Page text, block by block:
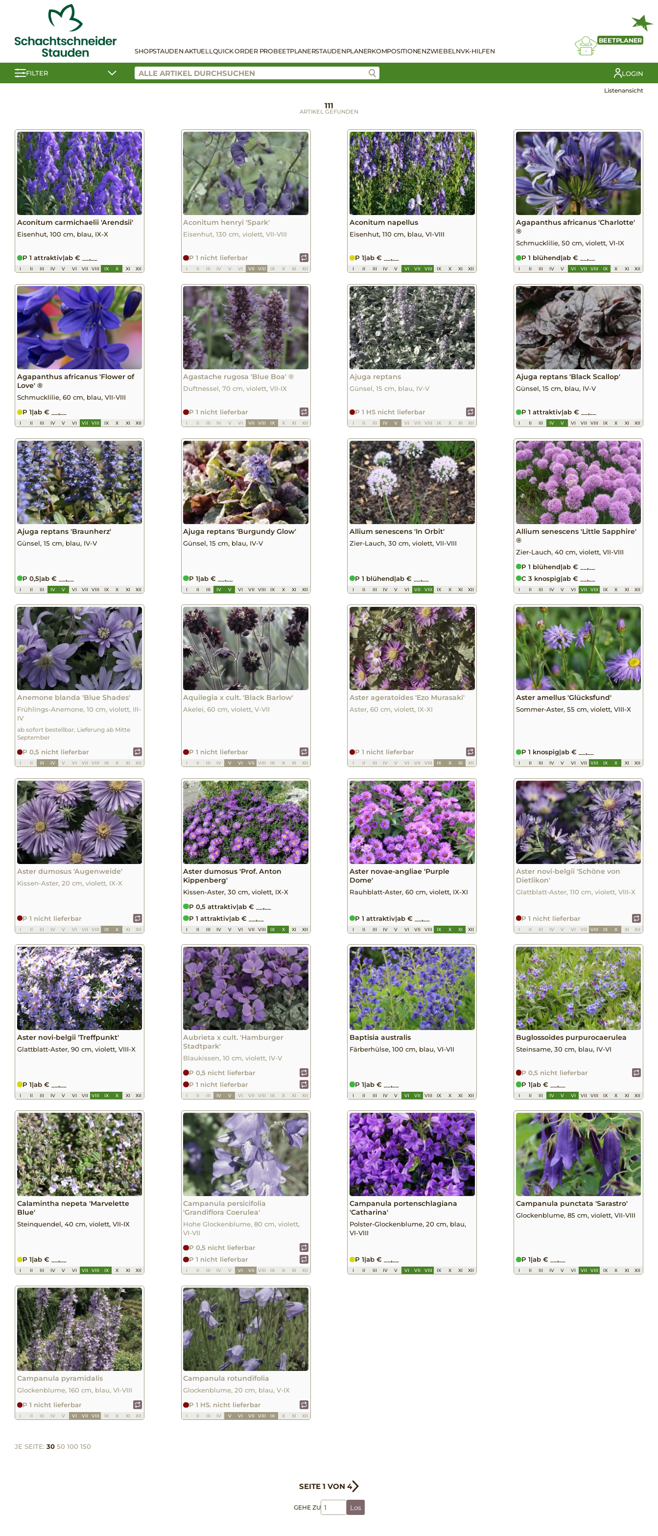
SHOPSTAUDEN AKTUELLQUICK ORDER PROBEETPLANERSTAUDENPLANERKOMPOSITIONENZWIEBELNVK-HILFEN
NEU
BEETPLANER
FILTER LOGIN
Listenansicht
111
ARTIKEL GEFUNDEN
Aconitum carmichaelii 'Arendsii'
Eisenhut, 100 cm, blau, IX-X
P 1 attraktiv|ab € __,__
I II III IV V VI VII VIII IX X XI XII
Aconitum henryi 'Spark'
Eisenhut, 130 cm, violett, VII-VIII
P 1 nicht lieferbar
I II III IV V VI VII VIII IX X XI XII
Aconitum napellus
Eisenhut, 110 cm, blau, VI-VIII
P 1|ab € __,__
I II III IV V VI VII VIII IX X XI XII
Agapanthus africanus 'Charlotte'
®
Schmucklilie, 50 cm, violett, VI-IX
P 1 blühend|ab € __,__
I II III IV V VI VII VIII IX X XI XII
Agapanthus africanus 'Flower of
Love' ®
Schmucklilie, 60 cm, blau, VII-VIII
P 1|ab € __,__
I II III IV V VI VII VIII IX X XI XII
Agastache rugosa 'Blue Boa' ®
Duftnessel, 70 cm, violett, VII-IX
P 1 nicht lieferbar
I II III IV V VI VII VIII IX X XI XII
Ajuga reptans
Günsel, 15 cm, blau, IV-V
P 1 HS nicht lieferbar
I II III IV V VI VII VIII IX X XI XII
Ajuga reptans 'Black Scallop'
Günsel, 15 cm, blau, IV-V
P 1 attraktiv|ab € __,__
I II III IV V VI VII VIII IX X XI XII
Ajuga reptans 'Braunherz'
Günsel, 15 cm, blau, IV-V
P 0,5|ab € __,__
I II III IV V VI VII VIII IX X XI XII
Ajuga reptans 'Burgundy Glow'
Günsel, 15 cm, blau, IV-V
P 1|ab € __,__
I II III IV V VI VII VIII IX X XI XII
Allium senescens 'In Orbit'
Zier-Lauch, 30 cm, violett, VII-VIII
P 1 blühend|ab € __,__
I II III IV V VI VII VIII IX X XI XII
Allium senescens 'Little Sapphire'
®
Zier-Lauch, 40 cm, violett, VII-VIII
P 1 blühend|ab € __,__
C 3 knospig|ab € __,__
I II III IV V VI VII VIII IX X XI XII
Anemone blanda 'Blue Shades'
Frühlings-Anemone, 10 cm, violett, III-
IV
ab sofort bestellbar, Lieferung ab Mitte
September
P 0,5 nicht lieferbar
I II III IV V VI VII VIII IX X XI XII
Aquilegia x cult. 'Black Barlow'
Akelei, 60 cm, violett, V-VII
P 1 nicht lieferbar
I II III IV V VI VII VIII IX X XI XII
Aster ageratoides 'Ezo Murasaki'
Aster, 60 cm, violett, IX-XI
P 1 nicht lieferbar
I II III IV V VI VII VIII IX X XI XII
Aster amellus 'Glücksfund'
Sommer-Aster, 55 cm, violett, VIII-X
P 1 knospig|ab € __,__
I II III IV V VI VII VIII IX X XI XII
Aster dumosus 'Augenweide'
Kissen-Aster, 20 cm, violett, IX-X
P 1 nicht lieferbar
I II III IV V VI VII VIII IX X XI XII
Aster dumosus 'Prof. Anton
Kippenberg'
Kissen-Aster, 30 cm, violett, IX-X
P 0,5 attraktiv|ab € __,__
P 1 attraktiv|ab € __,__
I II III IV V VI VII VIII IX X XI XII
Aster novae-angliae 'Purple
Dome'
Rauhblatt-Aster, 60 cm, violett, IX-XI
P 1 attraktiv|ab € __,__
I II III IV V VI VII VIII IX X XI XII
Aster novi-belgii 'Schöne von
Dietlikon'
Glattblatt-Aster, 110 cm, violett, VIII-X
P 1 nicht lieferbar
I II III IV V VI VII VIII IX X XI XII
Aster novi-belgii 'Treffpunkt'
Glattblatt-Aster, 90 cm, violett, VIII-X
P 1|ab € __,__
I II III IV V VI VII VIII IX X XI XII
Aubrieta x cult. 'Hamburger
Stadtpark'
Blaukissen, 10 cm, violett, IV-V
P 0,5 nicht lieferbar
P 1 nicht lieferbar
I II III IV V VI VII VIII IX X XI XII
Baptisia australis
Färberhülse, 100 cm, blau, VI-VII
P 1|ab € __,__
I II III IV V VI VII VIII IX X XI XII
Buglossoides purpurocaerulea
Steinsame, 30 cm, blau, IV-VI
P 0,5 nicht lieferbar
P 1|ab € __,__
I II III IV V VI VII VIII IX X XI XII
Calamintha nepeta 'Marvelette
Blue'
Steinquendel, 40 cm, violett, VII-IX
P 1|ab € __,__
I II III IV V VI VII VIII IX X XI XII
Campanula persicifolia
'Grandiflora Coerulea'
Hohe Glockenblume, 80 cm, violett,
VI-VII
P 0,5 nicht lieferbar
P 1 nicht lieferbar
I II III IV V VI VII VIII IX X XI XII
Campanula portenschlagiana
'Catharina'
Polster-Glockenblume, 20 cm, blau,
VI-VIII
P 1|ab € __,__
I II III IV V VI VII VIII IX X XI XII
Campanula punctata 'Sarastro'
Glockenblume, 85 cm, violett, VII-VIII
P 1|ab € __,__
I II III IV V VI VII VIII IX X XI XII
Campanula pyramidalis
Glockenblume, 160 cm, blau, VI-VIII
P 1 nicht lieferbar
I II III IV V VI VII VIII IX X XI XII
Campanula rotundifolia
Glockenblume, 20 cm, blau, V-IX
P 1 HS. nicht lieferbar
I II III IV V VI VII VIII IX X XI XII
JE SEITE: 30 50 100 150
SEITE 1 VON 4
GEHE ZU Los